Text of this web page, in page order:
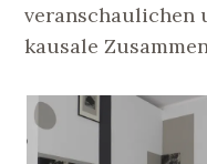
veranschaulichen
kausale